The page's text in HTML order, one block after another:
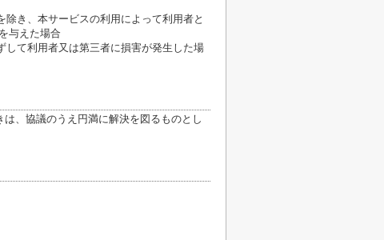
除き、本サービスの利用によって利用者と
与えた場合
して利用者又は第三者に損害が発生した場
、協議のうえ円満に解決を図るものとし